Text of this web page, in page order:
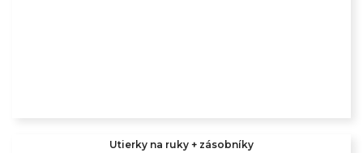
Utierky na ruky + zásobníky